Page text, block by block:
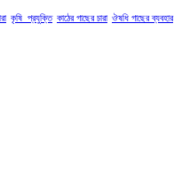
কৃষি_প্রযুক্তি কাঠের গাছের চারা ঔষধি গাছের ব্যবহার